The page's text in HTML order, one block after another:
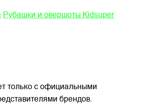
Рубашки и овершоты Kidsuper
только с официальными
брендов.